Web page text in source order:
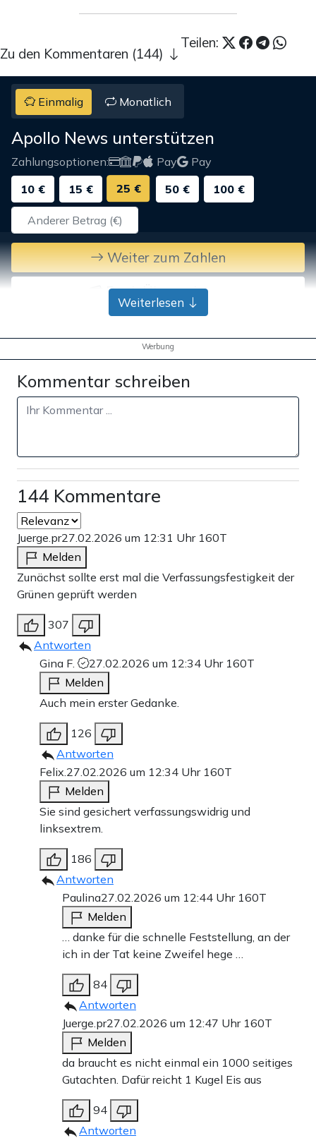
Teilen:
Zu den Kommentaren (144)
Einmalig Monatlich
Apollo News unterstützen
Zahlungsoptionen: Pay
Pay
10 €
15 € 25 € 50 € 100 €
Weiter zum Zahlen
Bank-Überweisung
Weiterlesen
Werbung
Kommentar schreiben
144 Kommentare
Juerge.pr27.02.2026 um 12:31 Uhr 160T
Melden
Zunächst sollte erst mal die Verfassungsfestigkeit der
Grünen geprüft werden
307
Antworten
Gina F.
27.02.2026 um 12:34 Uhr 160T
Melden
Auch mein erster Gedanke.
126
Antworten
Felix.27.02.2026 um 12:34 Uhr 160T
Melden
Sie sind gesichert verfassungswidrig und
linksextrem.
186
Antworten
Paulina27.02.2026 um 12:44 Uhr 160T
Melden
… danke für die schnelle Feststellung, an der
ich in der Tat keine Zweifel hege …
84
Antworten
Juerge.pr27.02.2026 um 12:47 Uhr 160T
Melden
da braucht es nicht einmal ein 1000 seitiges
Gutachten. Dafür reicht 1 Kugel Eis aus
94
Antworten